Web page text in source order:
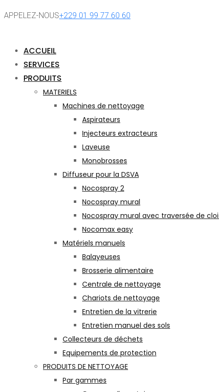
APPELEZ-NOUS+229 01 99 77 60 60
ACCUEIL
SERVICES
PRODUITS
MATERIELS
Machines de nettoyage
Aspirateurs
Injecteurs extracteurs
Laveuse
Monobrosses
Diffuseur pour la DSVA
Nocospray 2
Nocospray mural
Nocospray mural avec traversée de
Nocomax easy
Matériels manuels
Balayeuses
Brosserie alimentaire
Centrale de nettoyage
Chariots de nettoyage
Entretien de la vitrerie
Entretien manuel des sols
Collecteurs de déchets
Equipements de protection
PRODUITS DE NETTOYAGE
Par gammes